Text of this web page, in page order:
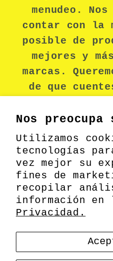
Nos
Utilizamos
tecnologías
vez mejor su
fines de
recopilar
información en
Privacidad.
menudeo.
contar con la
posible de
mejores y
marcas.
de que
seguro